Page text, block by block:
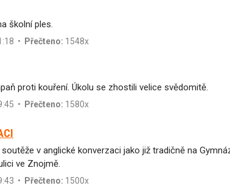
školní ples.
• Přečteno: 1548x
proti kouření. Úkolu se zhostili velice svědomitě.
• Přečteno: 1580x
v anglické konverzaci jako již tradičně na
ve Znojmě.
• Přečteno: 1500x